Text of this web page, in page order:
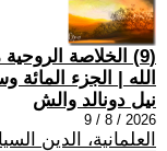
(9) الخلاصة
الله | الجزء المائة
نيل دونالد والش
2026 / 8 / 9
العلمانية، الدين